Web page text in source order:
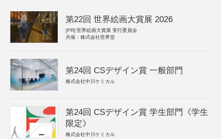
第22回 世界絵画大賞展 2026
[PR] 世界絵画大賞展 実行委員会
共催：株式会社世界堂
第24回 CSデザイン賞 一般部門
株式会社中川ケミカル
第24回 CSデザイン賞 学生部門《学生
限定》
株式会社中川ケミカル